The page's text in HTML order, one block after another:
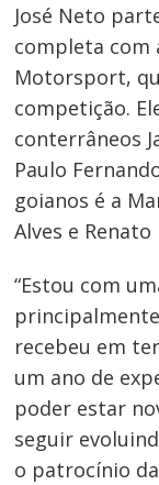
José Neto
completa com
Motorsport,
competição.
conterrâneos
Paulo
goianos é a
Alves e
“Estou com
recebeu em
um ano de
poder estar
seguir
o patrocínio
Navegação
de
Post